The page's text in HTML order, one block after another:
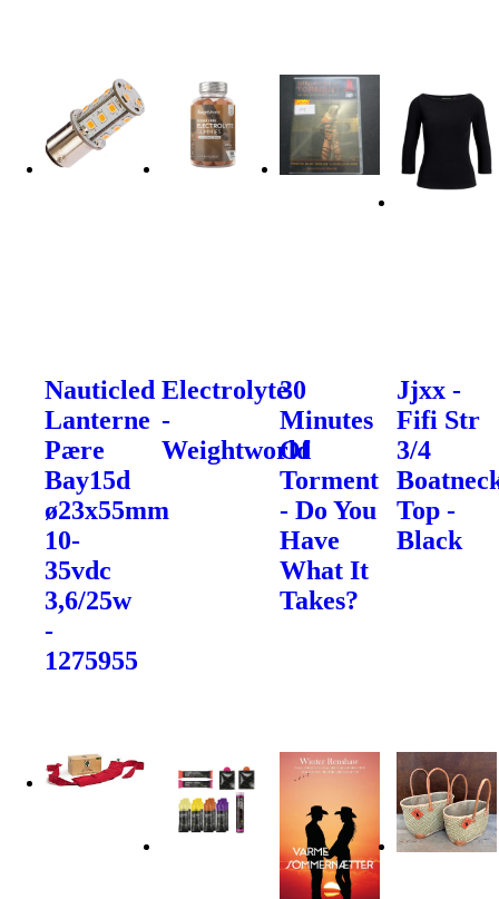
Nauticled
Lanterne
Pære
Bay15d
ø23x55mm
10-
35vdc
3,6/25w
-
1275955
Electrolyte
-
Weightworld
30
Minutes
Of
Torment
- Do You
Have
What It
Takes?
Jjxx -
Fifi Str
3/4
Top -
Black